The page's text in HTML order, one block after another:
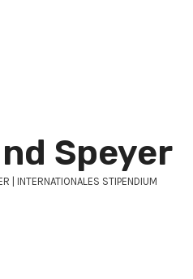
Speyer
| INTERNATIONALES STIPENDIUM